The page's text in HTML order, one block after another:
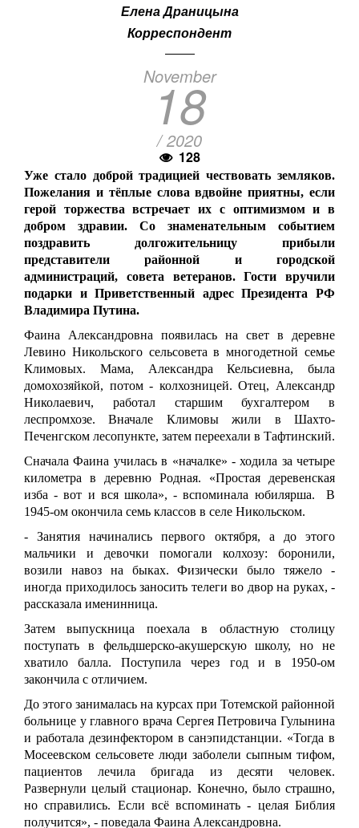
Елена Драницына
Корреспондент
November
18
/ 2020
128
Уже стало доброй традицией чествовать земляков.
Пожелания и тёплые слова вдвойне приятны, если
герой торжества встречает их с оптимизмом и в
добром здравии. Со знаменательным событием
поздравить долгожительницу прибыли
представители районной и городской
администраций, совета ветеранов. Гости вручили
подарки и Приветственный адрес Президента РФ
Владимира Путина.
Фаина Александровна появилась на свет в деревне
Левино Никольского сельсовета в многодетной семье
Климовых. Мама, Александра Кельсиевна, была
домохозяйкой, потом - колхозницей. Отец, Александр
Николаевич, работал старшим бухгалтером в
леспромхозе. Вначале Климовы жили в Шахто-
Печенгском лесопункте, затем переехали в Тафтинский.
Сначала Фаина училась в «началке» - ходила за четыре
километра в деревню Родная. «Простая деревенская
изба - вот и вся школа», - вспоминала юбилярша. В
1945-ом окончила семь классов в селе Никольском.
- Занятия начинались первого октября, а до этого
мальчики и девочки помогали колхозу: боронили,
возили навоз на быках. Физически было тяжело -
иногда приходилось заносить телеги во двор на руках, -
рассказала именинница.
Затем выпускница поехала в областную столицу
поступать в фельдшерско-акушерскую школу, но не
хватило балла. Поступила через год и в 1950-ом
закончила с отличием.
До этого занималась на курсах при Тотемской районной
больнице у главного врача Сергея Петровича Гулынина
и работала дезинфектором в санэпидстанции. «Тогда в
Мосеевском сельсовете люди заболели сыпным тифом,
пациентов лечила бригада из десяти человек.
Развернули целый стационар. Конечно, было страшно,
но справились. Если всё вспоминать - целая Библия
получится», - поведала Фаина Александровна.